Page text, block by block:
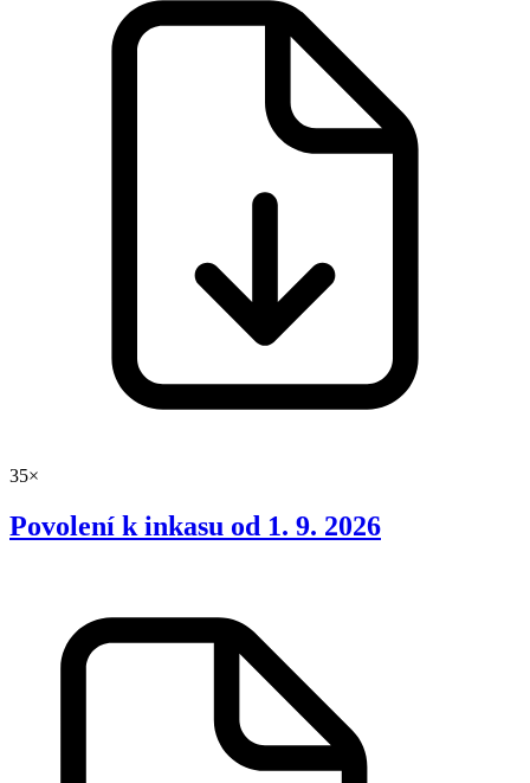
35×
Povolení k inkasu od 1. 9. 2026